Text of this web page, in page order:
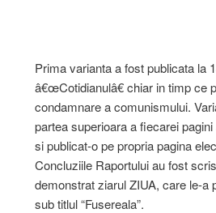
Prima varianta a fost publicata la
â€œCotidianulâ€ chiar in timp ce
condamnare a comunismului.
partea superioara a fiecarei
si publicat-o pe propria pagina
Concluziile Raportului au fost
demonstrat ziarul ZIUA, care le-a
sub titlul “Fusereala”.